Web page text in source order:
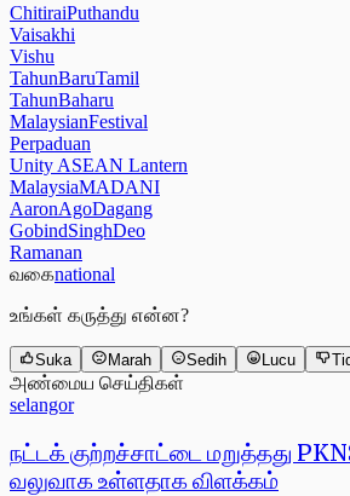
ChitiraiPuthandu
Vaisakhi
Vishu
TahunBaruTamil
TahunBaharu
MalaysianFestival
Perpaduan
Unity ASEAN Lantern
MalaysiaMADANI
AaronAgoDagang
GobindSinghDeo
Ramanan
வகைnational
உங்கள் கருத்து என்ன?
Suka Marah Sedih Lucu
அண்மைய செய்திகள்
selangor
நட்டக் குற்றச்சாட்டை மறுத்தது
வலுவாக உள்ளதாக விளக்கம்